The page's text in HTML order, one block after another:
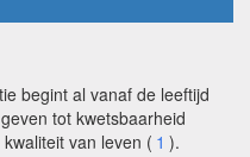
begint al vanaf de leeftijd
tot kwetsbaarheid
kwaliteit van leven ( 1 ).